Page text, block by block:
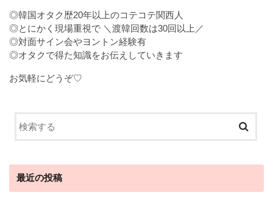
◎韓国オタク歴20年以上のコテコテ関西人
◎とにかく現場重視で ＼渡韓回数は30回以上／
◎対面サイン会やヨントン経験有
◎オタクで得た知識をお伝えしていきます
お気軽にどうぞ♡
最近の投稿